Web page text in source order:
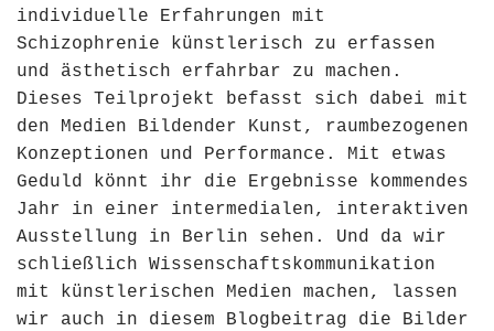
individuelle Erfahrungen mit
Schizophrenie künstlerisch zu erfassen
und ästhetisch erfahrbar zu machen.
Dieses Teilprojekt befasst sich dabei mit
den Medien Bildender Kunst, raumbezogenen
Konzeptionen und Performance. Mit etwas
Geduld könnt ihr die Ergebnisse kommendes
Jahr in einer intermedialen, interaktiven
Ausstellung in Berlin sehen. Und da wir
schließlich Wissenschaftskommunikation
mit künstlerischen Medien machen, lassen
wir auch in diesem Blogbeitrag die Bilder